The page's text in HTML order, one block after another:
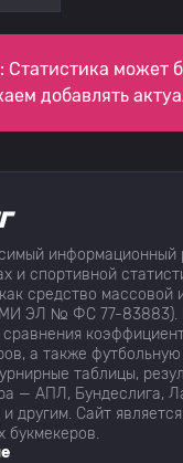
может
добавлять
информационный
и спортивной
средство массовой
ЭЛ № ФС 77-83883).
сравнения
а также футбольную
таблицы,
— АПЛ, Бундеслига,
другим. Сайт
букмекеров.